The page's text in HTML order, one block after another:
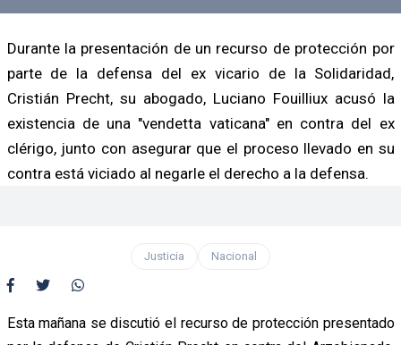
Durante la presentación de un recurso de protección por
parte de la defensa del ex vicario de la Solidaridad,
Cristián Precht, su abogado, Luciano Fouilliux acusó la
existencia de una "vendetta vaticana" en contra del ex
clérigo, junto con asegurar que el proceso llevado en su
contra está viciado al negarle el derecho a la defensa.
Justicia Nacional
Esta mañana se discutió el recurso de protección presentado